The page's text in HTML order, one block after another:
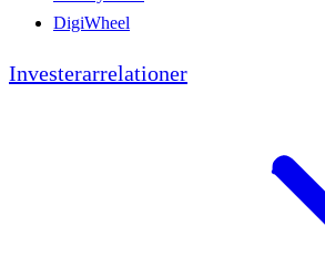
DigiWheel
Investerarrelationer